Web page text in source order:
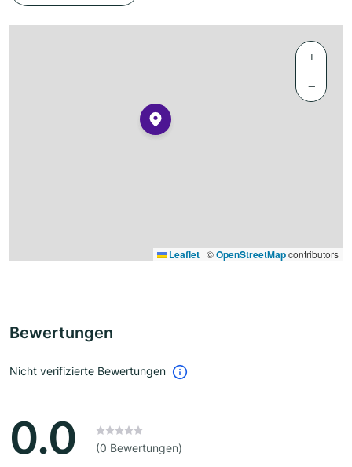
+
−
Leaflet | ©OpenStreetMapcontributors
Bewertungen
Nicht verifizierte Bewertungen
0.0 (0 Bewertungen)